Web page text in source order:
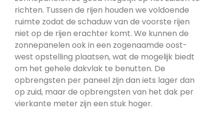
richten. Tussen de rijen houden we voldoende
ruimte zodat de schaduw van de voorste rijen
niet op de rijen erachter komt. We kunnen de
zonnepanelen ook in een zogenaamde oost-
west opstelling plaatsen, wat de mogelijk biedt
om het gehele dakvlak te benutten. De
opbrengsten per paneel zijn dan iets lager dan
op zuid, maar de opbrengsten van het dak per
vierkante meter zijn een stuk hoger.